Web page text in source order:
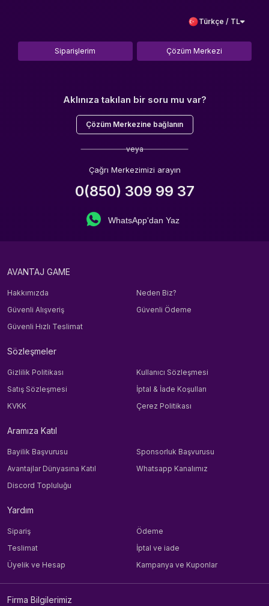
Türkçe / TL
Siparişlerim Çözüm Merkezi
Aklınıza takılan bir soru mu var?
Çözüm Merkezine bağlanın
veya
Çağrı Merkezimizi arayın
0(850) 309 99 37
WhatsApp'dan Yaz
AVANTAJ GAME
Hakkımızda
Neden Biz?
Güvenli Alışveriş
Güvenli Ödeme
Güvenli Hızlı Teslimat
Sözleşmeler
Gizlilik Politikası
Kullanıcı Sözleşmesi
Satış Sözleşmesi
İptal & İade Koşulları
KVKK
Çerez Politikası
Aramıza Katıl
Bayilik Başvurusu
Sponsorluk Başvurusu
Avantajlar Dünyasına Katıl
Whatsapp Kanalımız
Discord Topluluğu
Yardım
Sipariş
Ödeme
Teslimat
İptal ve iade
Üyelik ve Hesap
Kampanya ve Kuponlar
Firma Bilgilerimiz